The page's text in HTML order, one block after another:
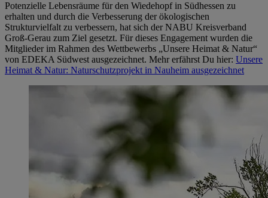
Potenzielle Lebensräume für den Wiedehopf in Südhessen zu
erhalten und durch die Verbesserung der ökologischen
Strukturvielfalt zu verbessern, hat sich der NABU Kreisverband
Groß-Gerau zum Ziel gesetzt. Für dieses Engagement wurden die
Mitglieder im Rahmen des Wettbewerbs „Unsere Heimat & Natur“
von EDEKA Südwest ausgezeichnet. Mehr erfährst Du hier: Unsere
Heimat & Natur: Naturschutzprojekt in Nauheim ausgezeichnet